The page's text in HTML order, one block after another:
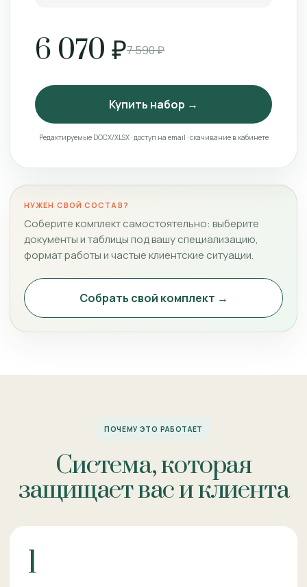
6 070 ₽7 590 ₽
Купить набор →
Редактируемые DOCX/XLSX · доступ на email · скачивание в кабинете
НУЖЕН СВОЙ СОСТАВ?
Соберите комплект самостоятельно: выберите
документы и таблицы под вашу специализацию,
формат работы и частые клиентские ситуации.
Собрать свой комплект →
ПОЧЕМУ ЭТО РАБОТАЕТ
Система, которая
защищает вас и клиента
1